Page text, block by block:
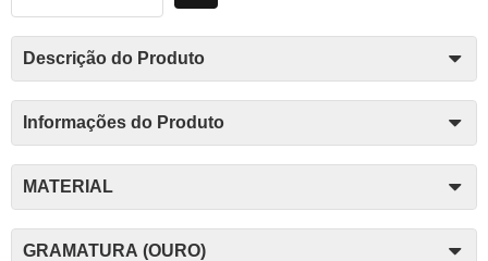
Descrição do Produto
Informações do Produto
MATERIAL
GRAMATURA (OURO)